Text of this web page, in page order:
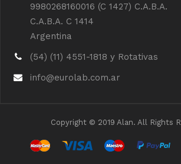
9980268160016 (C 1427) C.A.B.A.
C.A.B.A. C 1414
Argentina
(54) (11) 4551-1818 y Rotativas
info@eurolab.com.ar
Copyright © 2019 Alan. All Rights